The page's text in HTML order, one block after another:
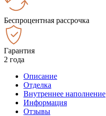
Беспроцентная рассрочка
Гарантия
2 года
Описание
Отделка
Внутреннее наполнение
Информация
Отзывы